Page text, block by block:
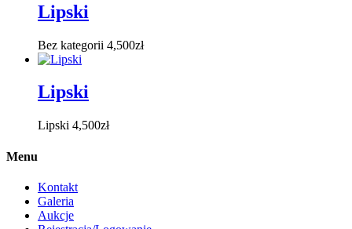
Lipski
Bez kategorii 4,500zł
Lipski
Lipski 4,500zł
Menu
Kontakt
Galeria
Aukcje